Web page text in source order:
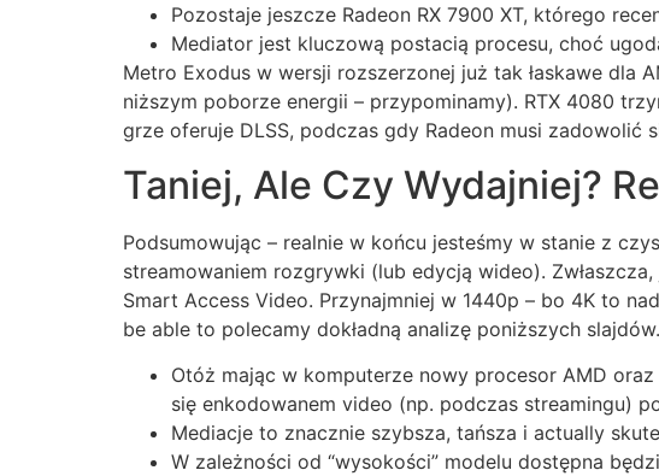
Pozostaje jeszcze Radeon RX 7900 XT, którego
Mediator jest kluczową postacią procesu, choć
Metro Exodus w wersji rozszerzonej już tak łaskawe dla
niższym poborze energii – przypominamy). RTX 4080
grze oferuje DLSS, podczas gdy Radeon musi
Taniej, Ale Czy Wydajniej?
Podsumowując – realnie w końcu jesteśmy w stanie z
streamowaniem rozgrywki (lub edycją wideo).
Smart Access Video. Przynajmniej w 1440p – bo 4K to
be able to polecamy dokładną analizę poniższych slajdów.
Otóż mając w komputerze nowy procesor AMD
się enkodowanem video (np. podczas streamingu)
Mediacje to znacznie szybsza, tańsza i actually
W zależności od “wysokości” modelu dostępna